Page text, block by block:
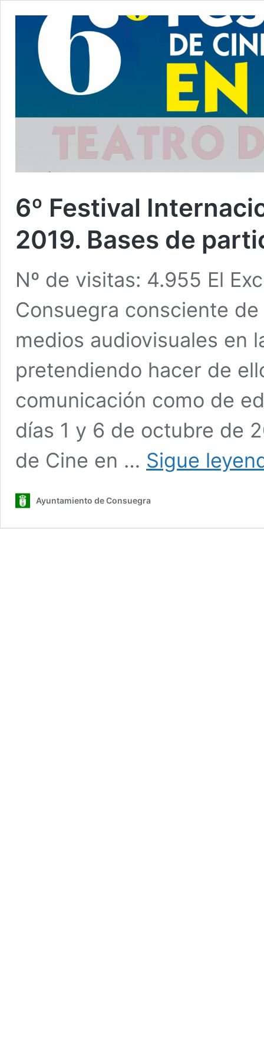
6º Festival
2019. Bases de
Nº de visitas: 4.955 El
Consuegra consciente
medios audiovisuales en
pretendiendo hacer de
comunicación como de
días 1 y 6 de octubre de
de Cine en … Sigue
Ayuntamiento de Consuegra